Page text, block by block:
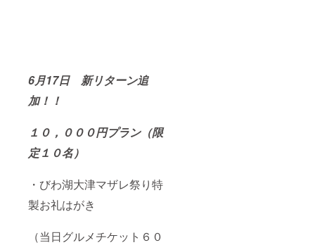
6月17日 新リターン追
加！！
１０，０００円プラン（限
定１０名）
・びわ湖大津マザレ祭り特
製お礼はがき
（当日グルメチケット６０